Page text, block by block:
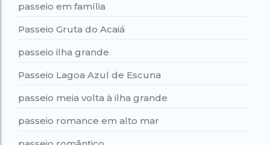
passeio em família
Passeio Gruta do Acaiá
passeio ilha grande
Passeio Lagoa Azul de Escuna
passeio meia volta à ilha grande
passeio romance em alto mar